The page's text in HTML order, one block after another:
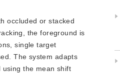
occluded or stacked
the foreground is
single target
The system adapts
the mean shift